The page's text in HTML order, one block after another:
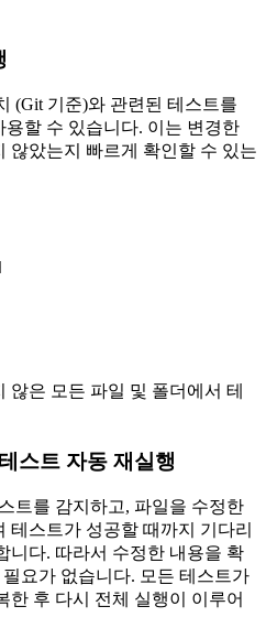
(Git 기준)와 관련된 테스트를
용할 수 있습니다. 이는 변경한
않았는지 빠르게 확인할 수 있는
않은 모든 파일 및 폴더에서 테
스트 자동 재실행
트를 감지하고, 파일을 수정한
테스트가 성공할 때까지 기다리
니다. 따라서 수정한 내용을 확
요가 없습니다. 모든 테스트가
한 후 다시 전체 실행이 이루어